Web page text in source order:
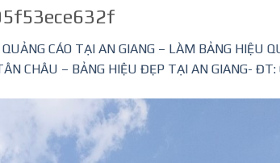
CÁO TẠI AN GIANG – LÀM BẢNG HIỆU
CHÂU – BẢNG HIỆU ĐẸP TẠI AN GIANG-